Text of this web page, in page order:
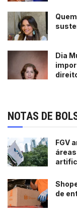
Dia
NOTAS DE
FGV
de